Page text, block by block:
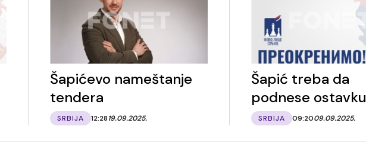
Šapićevo nameštanje
tendera
SRBIJA 12:2819.09.2025.
Šapić treba da
podnese ostavku
SRBIJA 09:2009.09.2025.